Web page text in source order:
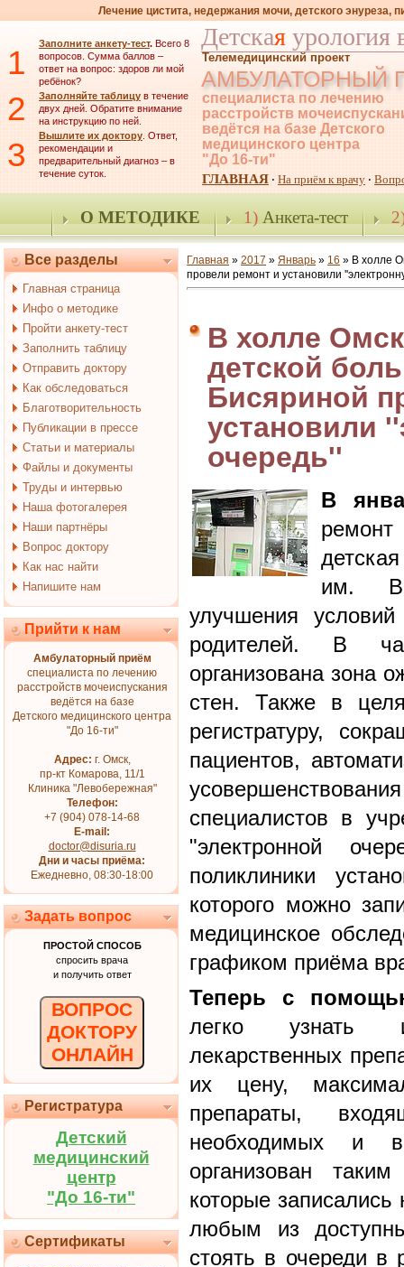
Лечение цистита, недержания мочи, детского энуреза,
1 Заполните анкету-тест. Всего 8
вопросов. Сумма баллов –
ответ на вопрос: здоров ли мой
ребёнок?
2 Заполняйте таблицу в течение
двух дней. Обратите внимание
на инструкцию по ней.
3 Вышлите их доктору. Ответ,
рекомендации и
предварительный диагноз – в
течение суток.
Детская урология
Телемедицинский проект
АМБУЛАТОРНЫЙ
специалиста по лечению
расстройств
ведётся на базе Детского
медицинского центра
"До 16-ти"
ГЛАВНАЯ · На приём к врачу ·
О МЕТОДИКЕ 1)Анкета-тест
Все разделы
Главная страница
Инфо о методике
Пройти анкету-тест
Заполнить таблицу
Отправить доктору
Как обследоваться
Благотворительность
Публикации в прессе
Статьи и материалы
Файлы и документы
Труды и интервью
Наша фотогалерея
Наши партнёры
Вопрос доктору
Как нас найти
Напишите нам
Прийти к нам
Амбулаторный приём
специалиста по лечению
расстройств мочеиспускания
ведётся на базе
Детского медицинского центра
"До 16-ти"
Адрес: г. Омск,
пр-кт Комарова, 11/1
Клиника "Левобережная"
Телефон:
+7 (904) 078-14-68
E-mail:
doctor@disuria.ru
Дни и часы приёма:
Ежедневно, 08:30-18:00
Задать вопрос
ПРОСТОЙ СПОСОБ
спросить врача
и получить ответ
ВОПРОС
ДОКТОРУ
ОНЛАЙН
Регистратура
Детский
медицинский
центр
"До 16-ти"
Сертификаты
Главная » 2017 » Январь » 16 » В холле
провели ремонт и установили
В холле
детской
Бисяриной
установили
очередь''
В
им.
улучшения
родителей. В
организована зона
стен. Также в
регистратуру,
пациентов,
специалистов в
"электронной
поликлиники
которого можно
медицинское
графиком приёма
Теперь с
легко узнать
лекарственных
их цену,
препараты,
необходимых и
организован
которые записались
любым из
стоять в очереди в